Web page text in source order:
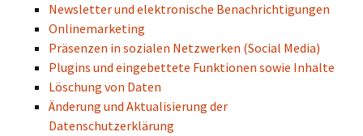
Newsletter und elektronische Benachrichtigungen
Onlinemarketing
Präsenzen in sozialen Netzwerken (Social Media)
Plugins und eingebettete Funktionen sowie Inhalte
Löschung von Daten
Änderung und Aktualisierung der
Datenschutzerklärung